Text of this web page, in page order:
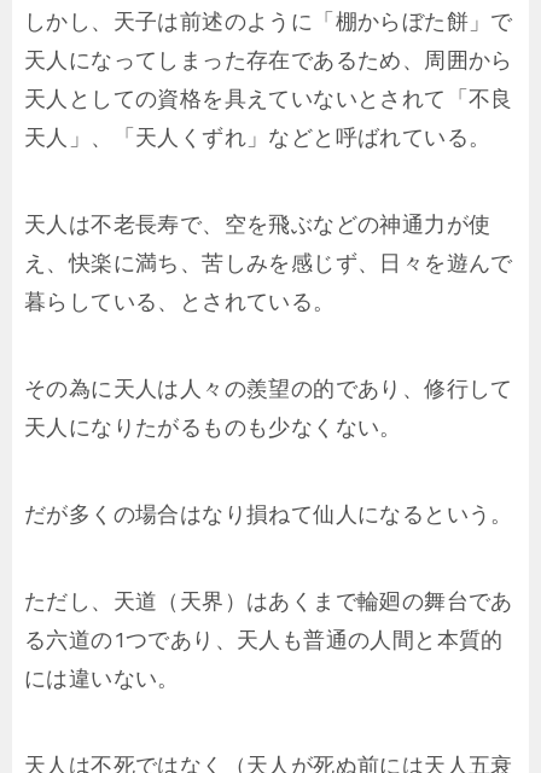
しかし、天子は前述のように「棚からぼた餅」で
天人になってしまった存在であるため、周囲から
天人としての資格を具えていないとされて「不良
天人」、「天人くずれ」などと呼ばれている。
天人は不老長寿で、空を飛ぶなどの神通力が使
え、快楽に満ち、苦しみを感じず、日々を遊んで
暮らしている、とされている。
その為に天人は人々の羨望の的であり、修行して
天人になりたがるものも少なくない。
だが多くの場合はなり損ねて仙人になるという。
ただし、天道（天界）はあくまで輪廻の舞台であ
る六道の1つであり、天人も普通の人間と本質的
には違いない。